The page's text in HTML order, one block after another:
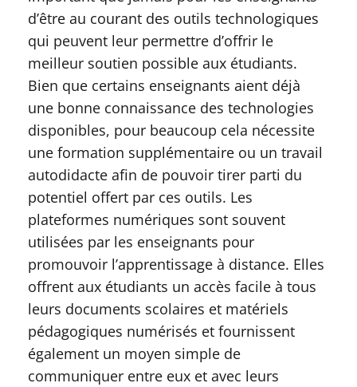
d’être au courant des outils technologiques
qui peuvent leur permettre d’offrir le
meilleur soutien possible aux étudiants.
Bien que certains enseignants aient déjà
une bonne connaissance des technologies
disponibles, pour beaucoup cela nécessite
une formation supplémentaire ou un travail
autodidacte afin de pouvoir tirer parti du
potentiel offert par ces outils. Les
plateformes numériques sont souvent
utilisées par les enseignants pour
promouvoir l’apprentissage à distance. Elles
offrent aux étudiants un accès facile à tous
leurs documents scolaires et matériels
pédagogiques numérisés et fournissent
également un moyen simple de
communiquer entre eux et avec leurs